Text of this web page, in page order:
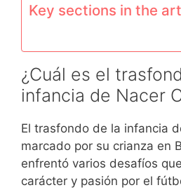
Key sections in the
¿Cuál es el
infancia de Nacer
El trasfondo de la infancia
marcado por su crianza en
enfrentó varios desafíos
carácter y pasión por el